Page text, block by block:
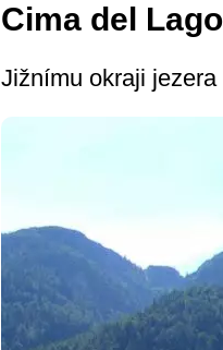
Cima del
Jižnímu okraji